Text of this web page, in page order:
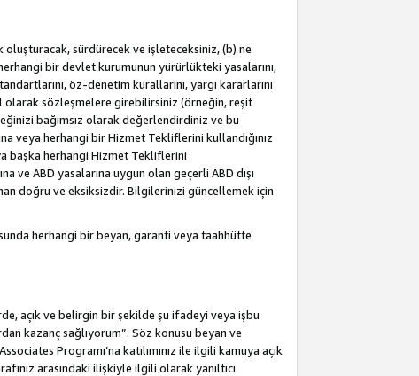
oluşturacak, sürdürecek ve işleteceksiniz, (b) ne
bir devlet kurumunun yürürlükteki yasalarını,
öz-denetim kurallarını, yargı kararlarını
sözleşmelere girebilirsiniz (örneğin, reşit
bağımsız olarak değerlendirdiniz ve bu
veya herhangi bir Hizmet Tekliflerini kullandığınız
başka herhangi Hizmet Tekliflerini
ve ABD yasalarına uygun olan geçerli ABD dışı
doğru ve eksiksizdir. Bilgilerinizi güncellemek için
herhangi bir beyan, garanti veya taahhütte
açık ve belirgin bir şekilde şu ifadeyi veya işbu
kazanç sağlıyorum”. Söz konusu beyan ve
Programı’na katılımınız ile ilgili kamuya açık
arasındaki ilişkiyle ilgili olarak yanıltıcı